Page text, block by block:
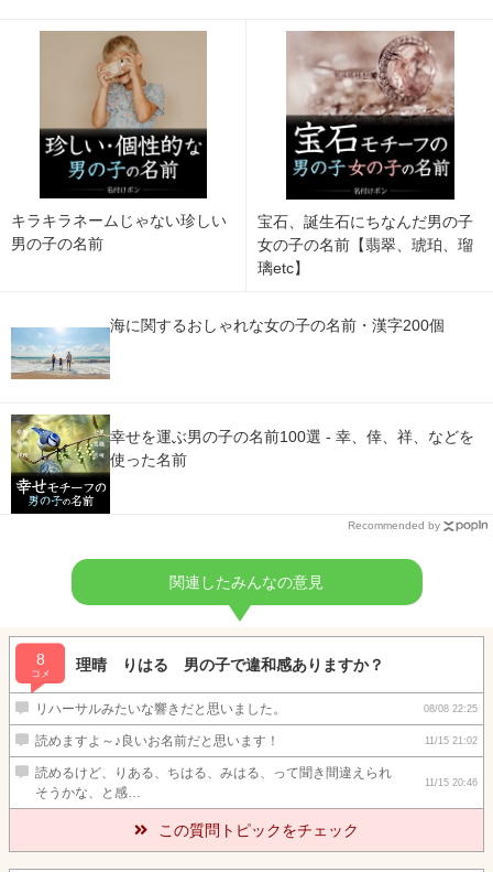
キラキラネームじゃない珍しい
男の子の名前
宝石、誕生石にちなんだ男の子
女の子の名前【翡翠、琥珀、瑠
璃etc】
海に関するおしゃれな女の子の名前・漢字200個
幸せを運ぶ男の子の名前100選 - 幸、倖、祥、などを
使った名前
Recommended by
関連したみんなの意見
8
コメ
理晴 りはる 男の子で違和感ありますか？
リハーサルみたいな響きだと思いました。 08/08 22:25
読めますよ～♪良いお名前だと思います！ 11/15 21:02
読めるけど、りある、ちはる、みはる、って聞き間違えられ
そうかな、と感…
11/15 20:46
この質問トピックをチェック